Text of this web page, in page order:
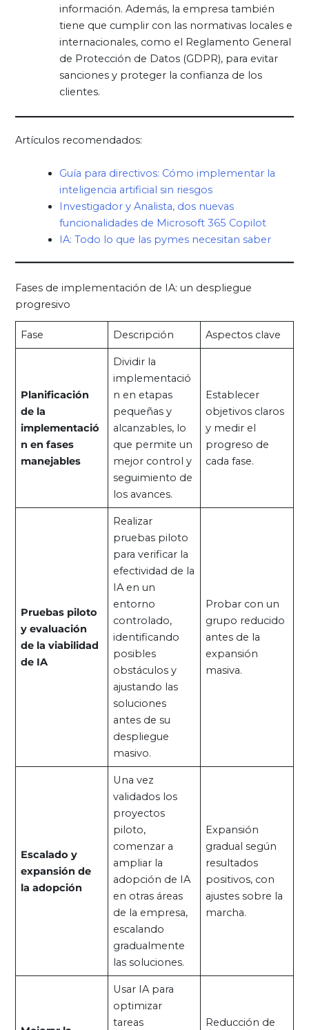
información. Además, la empresa también
tiene que cumplir con las normativas locales e
internacionales, como el Reglamento General
de Protección de Datos (GDPR), para evitar
sanciones y proteger la confianza de los
clientes.
Artículos recomendados:
Guía para directivos: Cómo implementar la
inteligencia artificial sin riesgos
Investigador y Analista, dos nuevas
funcionalidades de Microsoft 365 Copilot
IA: Todo lo que las pymes necesitan saber
Fases de implementación de IA: un despliegue
progresivo
Fase Descripción Aspectos clave
Planificación
de la
implementació
n en fases
manejables
Dividir la
implementació
n en etapas
pequeñas y
alcanzables, lo
que permite un
mejor control y
seguimiento de
los avances.
Establecer
objetivos claros
y medir el
progreso de
cada fase.
Pruebas piloto
y evaluación
de la viabilidad
de IA
Realizar
pruebas piloto
para verificar la
efectividad de la
IA en un
entorno
controlado,
identificando
posibles
obstáculos y
ajustando las
soluciones
antes de su
despliegue
masivo.
Probar con un
grupo reducido
antes de la
expansión
masiva.
Escalado y
expansión de
la adopción
Una vez
validados los
proyectos
piloto,
comenzar a
ampliar la
adopción de IA
en otras áreas
de la empresa,
escalando
gradualmente
las soluciones.
Expansión
gradual según
resultados
positivos, con
ajustes sobre la
marcha.
Usar IA para
optimizar
tareas
Reducción de